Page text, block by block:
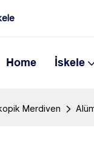
Home İskele
Merdiven